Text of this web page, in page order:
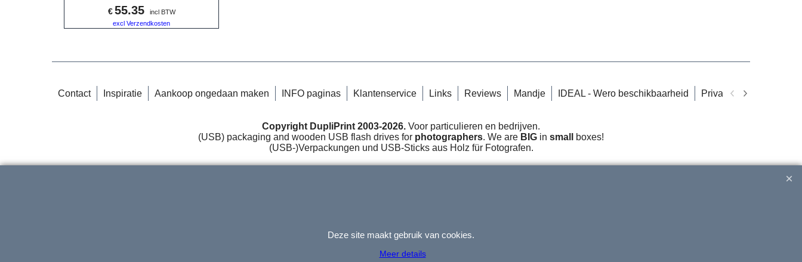
€ 55.35
incl BTW
excl Verzendkosten
Contact Inspiratie Aankoop ongedaan maken INFO paginas Klantenservice Links Reviews Mandje IDEAL - Wero beschikbaarheid Privacy Informatie
Copyright DupliPrint 2003-2026. Voor particulieren en bedrijven.
(USB) packaging and wooden USB flash drives for photographers. We are BIG in small
boxes!
(USB-)Verpackungen und USB-Sticks aus Holz für Fotografen.
Webwinkel gemaakt met
ShopFactory webwinkel
Deze site maakt gebruik van cookies.
Meer details